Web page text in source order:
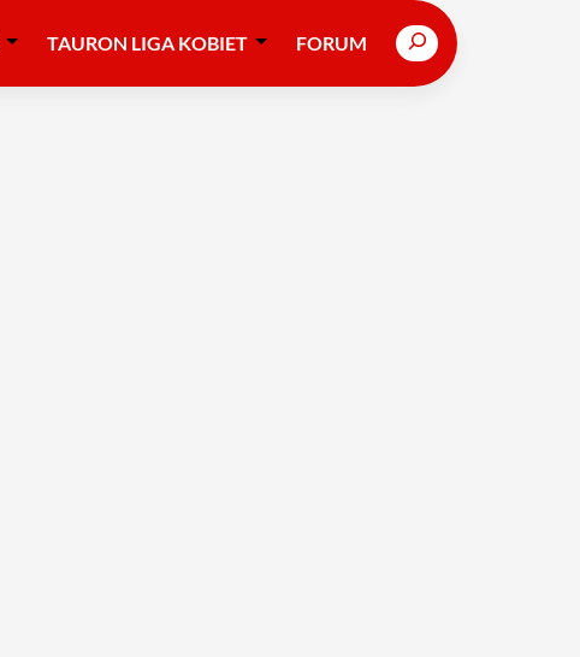
TAURON LIGA KOBIET FORUM Search